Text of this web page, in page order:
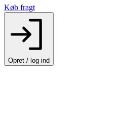
Køb fragt
Opret / log ind